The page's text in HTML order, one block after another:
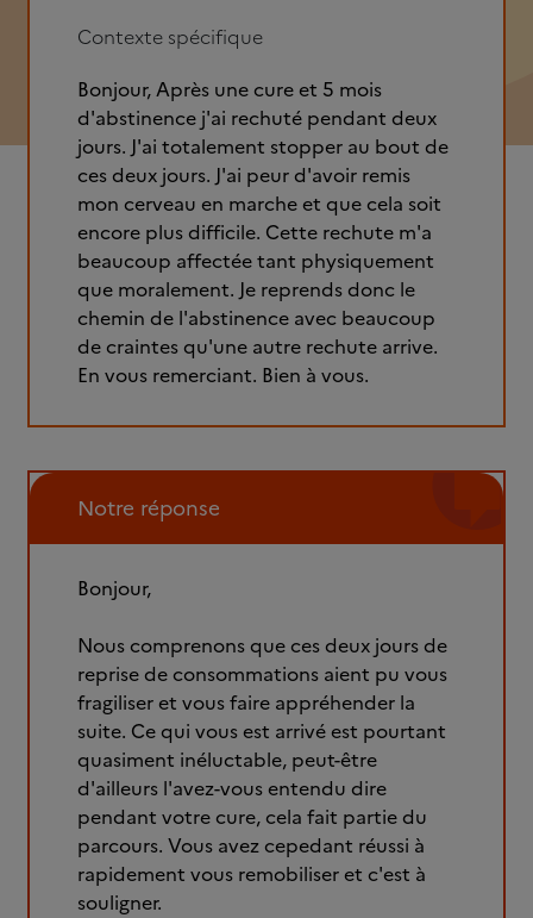
Contexte spécifique
Bonjour, Après une cure et 5 mois
d'abstinence j'ai rechuté pendant deux
jours. J'ai totalement stopper au bout de
ces deux jours. J'ai peur d'avoir remis
mon cerveau en marche et que cela soit
encore plus difficile. Cette rechute m'a
beaucoup affectée tant physiquement
que moralement. Je reprends donc le
chemin de l'abstinence avec beaucoup
de craintes qu'une autre rechute arrive.
En vous remerciant. Bien à vous.
Notre réponse
Bonjour,
Nous comprenons que ces deux jours de
reprise de consommations aient pu vous
fragiliser et vous faire appréhender la
suite. Ce qui vous est arrivé est pourtant
quasiment inéluctable, peut-être
d'ailleurs l'avez-vous entendu dire
pendant votre cure, cela fait partie du
parcours. Vous avez cepedant réussi à
rapidement vous remobiliser et c'est à
souligner.